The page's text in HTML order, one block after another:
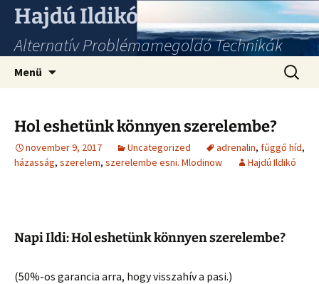
Hajdú Ildikó
Alternatív Problémamegoldó Technikák
Menü
Hol eshetünk könnyen szerelembe?
november 9, 2017 Uncategorized adrenalin, fűggő híd,
házasság, szerelem, szerelembe esni. Mlodinow Hajdú Ildikó
Napi Ildi: Hol eshetünk könnyen szerelembe?
(50%-os garancia arra, hogy visszahív a pasi.)